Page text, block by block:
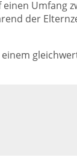
Umfang
der